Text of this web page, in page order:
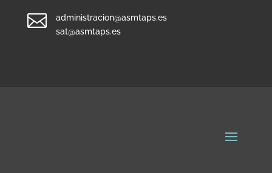

administracion@asmtaps.es
sat@asmtaps.es